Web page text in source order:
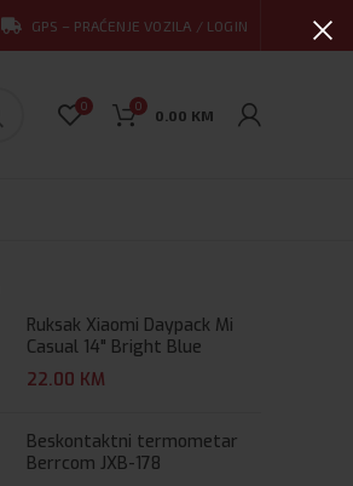
GPS – PRAĆENJE VOZILA / LOGIN
0 0
0.00 KM
Ruksak Xiaomi Daypack Mi
Casual 14" Bright Blue
22.00 KM
Beskontaktni termometar
Berrcom JXB-178